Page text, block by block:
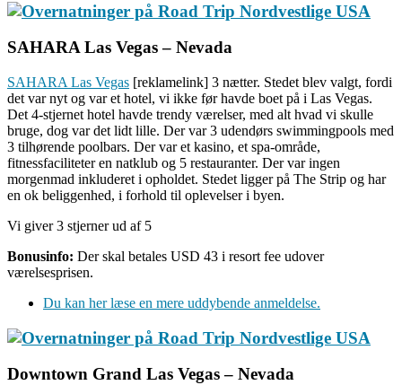
SAHARA Las Vegas – Nevada
SAHARA Las Vegas [reklamelink] 3 nætter. Stedet blev valgt, fordi
det var nyt og var et hotel, vi ikke før havde boet på i Las Vegas.
Det 4-stjernet hotel havde trendy værelser, med alt hvad vi skulle
bruge, dog var det lidt lille. Der var 3 udendørs swimmingpools med
3 tilhørende poolbars. Der var et kasino, et spa-område,
fitnessfaciliteter en natklub og 5 restauranter. Der var ingen
morgenmad inkluderet i opholdet. Stedet ligger på The Strip og har
en ok beliggenhed, i forhold til oplevelser i byen.
Vi giver 3 stjerner ud af 5
Bonusinfo: Der skal betales USD 43 i resort fee udover
værelsesprisen.
Du kan her læse en mere uddybende anmeldelse.
Downtown Grand Las Vegas – Nevada